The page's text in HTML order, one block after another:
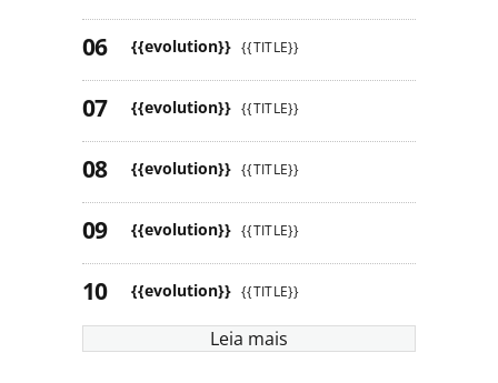
{{evolution}} {{TITLE}}
{{evolution}} {{TITLE}}
{{evolution}} {{TITLE}}
{{evolution}} {{TITLE}}
{{evolution}} {{TITLE}}
Leia mais